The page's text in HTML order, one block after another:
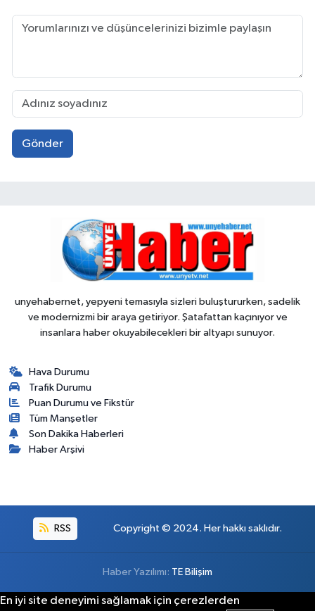
Gönder
unyehabernet, yepyeni temasıyla sizleri buluştururken, sadelik
ve modernizmi bir araya getiriyor. Şatafattan kaçınıyor ve
insanlara haber okuyabilecekleri bir altyapı sunuyor.
Hava Durumu
Trafik Durumu
Puan Durumu ve Fikstür
Tüm Manşetler
Son Dakika Haberleri
Haber Arşivi
RSS Copyright © 2024. Her hakkı saklıdır.
Haber Yazılımı: TE Bilişim
En iyi site deneyimi sağlamak için çerezlerden